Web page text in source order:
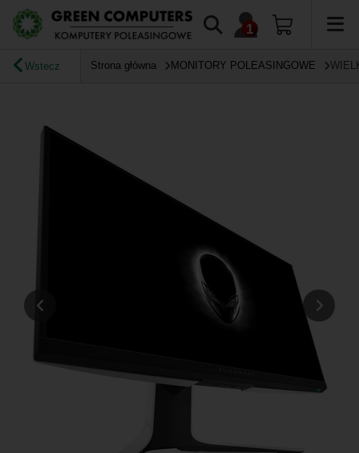
Wstecz Strona główna MONITORY POLEASINGOWE